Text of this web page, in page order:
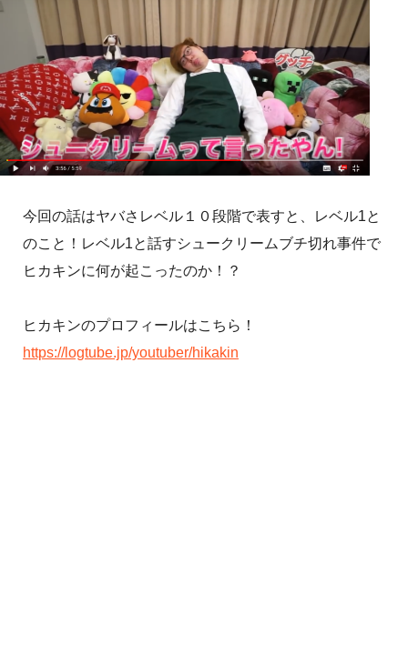
今回の話はヤバさレベル１０段階で表すと、レベル1と
のこと！レベル1と話すシュークリームブチ切れ事件で
ヒカキンに何が起こったのか！？
ヒカキンのプロフィールはこちら！
https://logtube.jp/youtuber/hikakin